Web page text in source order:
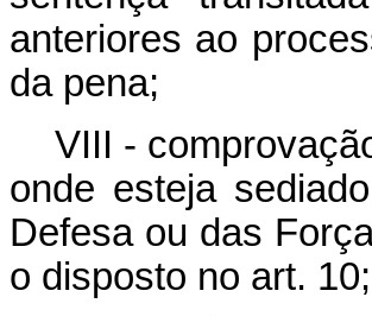
anteriores ao
da pena;
VIII -
onde esteja
Defesa ou das
o disposto no art. 10;